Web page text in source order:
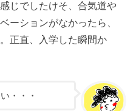
じでしたけそ、合気道や
ーションがなかったら、
正直、入学した瞬間か
・・・